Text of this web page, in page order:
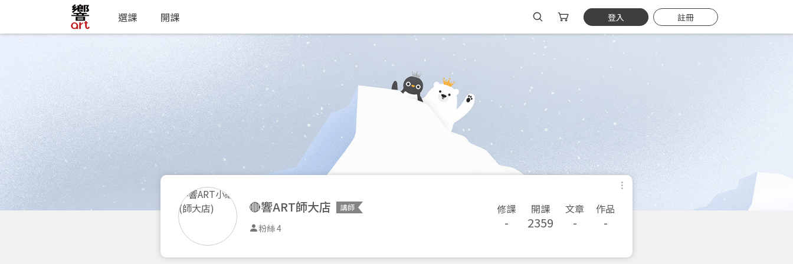
選課 開課 登入 註冊
🔴響ART師大店 講師
粉絲 4
修課
-
開課
2359
文章
-
作品
-